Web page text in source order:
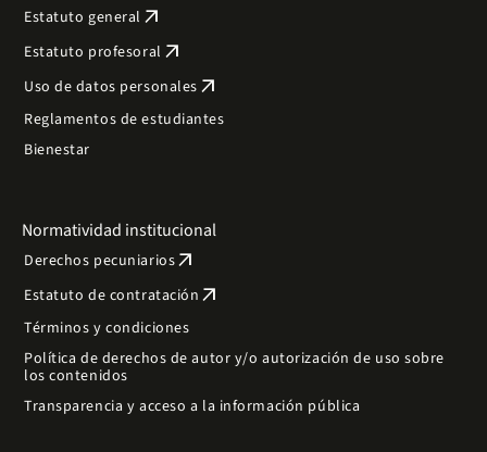
Estatuto general arrow_outward
Estatuto profesoral arrow_outward
Uso de datos personales arrow_outward
Reglamentos de estudiantes
Bienestar
Normatividad institucional
Derechos pecuniariosarrow_outward
Estatuto de contratación arrow_outward
Términos y condiciones
Política de derechos de autor y/o autorización de uso sobre
los contenidos
Transparencia y acceso a la información pública